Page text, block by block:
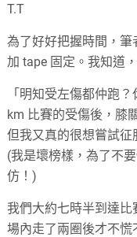
T.T
為了好好把握時間，
加 tape 固定。我知道
「明知受左傷都仲跑
km 比賽的受傷後，膝
但我又真的很想嘗試征
(我是壞榜樣，為了不
仿！)
我們大約七時半到達
場內走了兩圈後才不